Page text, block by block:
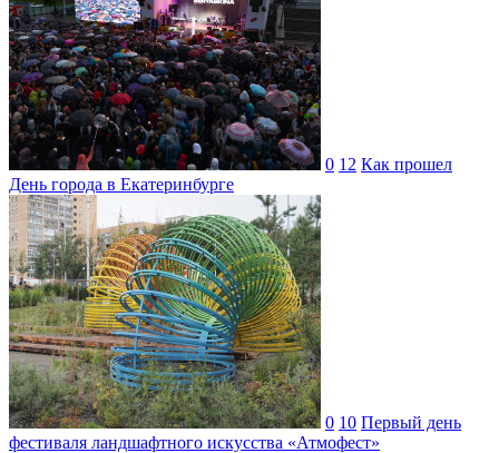
0 12 Как прошел
День города в Екатеринбурге
0 10 Первый день
фестиваля ландшафтного искусства «Атмофест»